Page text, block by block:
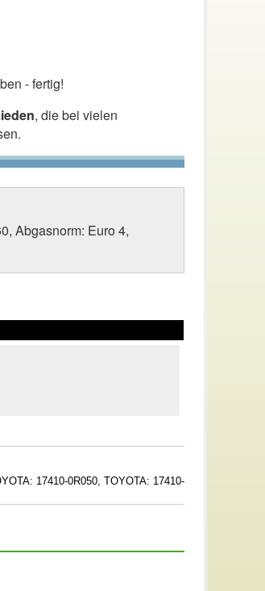
- fertig!
, die bei vielen
Abgasnorm: Euro 4,
17410-0R050, TOYOTA: 17410-